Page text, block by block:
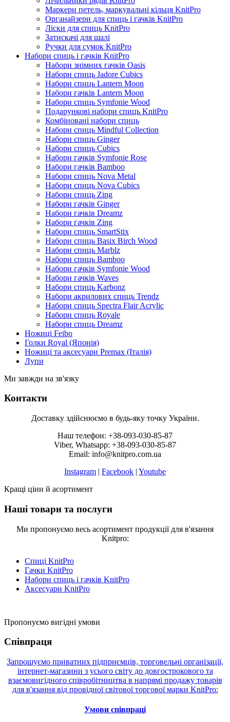
Маркери петель, маркувальні кільця KnitPro
Органайзери для спиць і гачків KnitPro
Ліски для спиць KnitPro
Затискачі для шалі
Ручки для сумок KnitPro
Набори спиць і гачків KnitPro
Набори знімних гачків Oasis
Набори спиць Jadore Cubics
Набори спиць Lantern Moon
Набори гачків Lantern Moon
Набори спиць Symfonie Wood
Подарункові набори спиць KnitPro
Комбіновані набори спиць
Набори спиць Mindful Collection
Набори спиць Ginger
Набори спиць Cubics
Набори гачків Symfonie Rose
Набори гачків Bamboo
Набори спиць Nova Metal
Набори спиць Nova Cubics
Набори спиць Zing
Набори гачків Ginger
Набори гачків Dreamz
Набори гачків Zing
Набори спиць SmartStix
Набори спиць Basix Birch Wood
Набори спиць Marblz
Набори спиць Bamboo
Набори гачків Symfonie Wood
Набори гачків Waves
Набори спиць Karbonz
Набори акрилових спиць Trendz
Набори спиць Spectra Flair Acrylic
Набори спиць Royale
Набори спиць Dreamz
Ножиці Feibo
Голки Royal (Японія)
Ножиці та аксесуари Premax (Італія)
Лупи
Ми завжди на зв'язку
Контакти
Доставку здійснюємо в будь-яку точку України.
Наш телефон: +38-093-030-85-87
Viber, Whatsapp: +38-093-030-85-87
Email: info@knitpro.com.ua
Instagram | Facebook | Youtube
Кращі ціни й асортимент
Наші товари та послуги
Ми пропонуємо весь асортимент продукції для в'язання
Knitpro:
Спиці KnitPro
Гачки KnitPro
Набори спиць і гачків KnitPro
Аксесуари KnitPro
Пропонуємо вигідні умови
Співпраця
Запрошуємо приватних підприємців, торговельні організації,
інтернет-магазини з усього світу до довгострокового та
взаємовигідного співробітництва в напрямі продажу товарів
для в'язання від провідної світової торгової марки KnitPro:
Умови співпраці